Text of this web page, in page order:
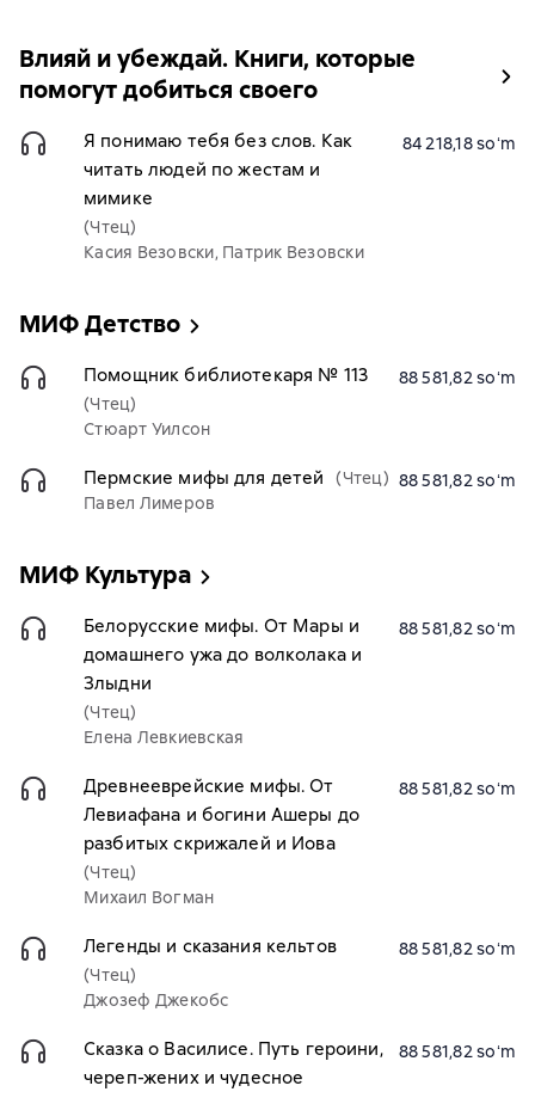
Влияй и убеждай. Книги, которые
помогут добиться своего
Я понимаю тебя без слов. Как
читать людей по жестам и
мимике
(Чтец)
Касия Везовски, Патрик Везовски
84 218,18 soʻm
МИФ Детство
Помощник библиотекаря № 113
(Чтец)
Стюарт Уилсон
88 581,82 soʻm
Пермские мифы для детей
(Чтец)
Павел Лимеров
88 581,82 soʻm
МИФ Культура
Белорусские мифы. От Мары и
домашнего ужа до волколака и
Злыдни
(Чтец)
Елена Левкиевская
88 581,82 soʻm
Древнееврейские мифы. От
Левиафана и богини Ашеры до
разбитых скрижалей и Иова
(Чтец)
Михаил Вогман
88 581,82 soʻm
Легенды и сказания кельтов
(Чтец)
Джозеф Джекобс
88 581,82 soʻm
Сказка о Василисе. Путь героини,
череп-жених и чудесное
88 581,82 soʻm